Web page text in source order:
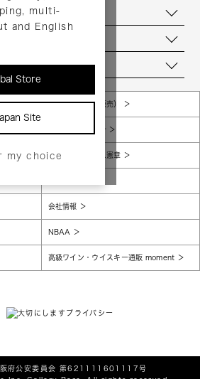
multi-
and English
Store
Site
my choice
販売規約（店頭販売）
個人情報保護方針
コンプライアンス憲章
会社情報
NBAA
高級ワイン・ウイスキー通販 moment
府公安委員会 第621111601117号